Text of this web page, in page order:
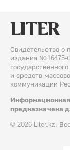
Свидетельство о
издания №16475-
и средств
коммуникации
предназначена
© 2026 Liter.kz.